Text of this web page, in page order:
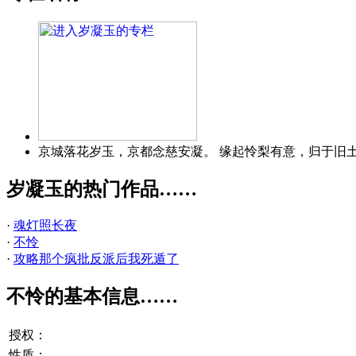
京城落花岁玉，京都念慈安凝。 缘起怜梨有意，归于旧
岁凝玉的热门作品……
· 魂灯照长夜
· 不怜
· 攻略那个疯批反派后我死遁了
不怜的基本信息……
授权：